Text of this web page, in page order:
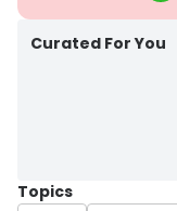
Curated For You
Topics